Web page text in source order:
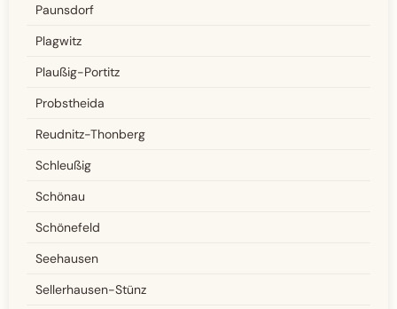
Paunsdorf
Plagwitz
Plaußig-Portitz
Probstheida
Reudnitz-Thonberg
Schleußig
Schönau
Schönefeld
Seehausen
Sellerhausen-Stünz